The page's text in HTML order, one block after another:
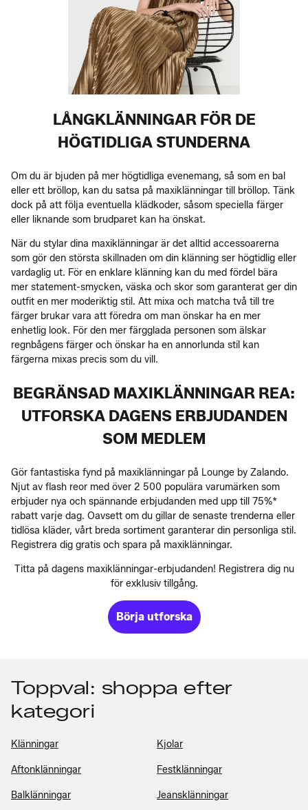
LÅNGKLÄNNINGAR FÖR DE
HÖGTIDLIGA STUNDERNA
Om du är bjuden på mer högtidliga evenemang, så som en bal
eller ett bröllop, kan du satsa på maxiklänningar till bröllop. Tänk
dock på att följa eventuella klädkoder, såsom speciella färger
eller liknande som brudparet kan ha önskat.
När du stylar dina maxiklänningar är det alltid accessoarerna
som gör den största skillnaden om din klänning ser högtidlig eller
vardaglig ut. För en enklare klänning kan du med fördel bära
mer statement-smycken, väska och skor som garanterat ger din
outfit en mer moderiktig stil. Att mixa och matcha två till tre
färger brukar vara att föredra om man önskar ha en mer
enhetlig look. För den mer färgglada personen som älskar
regnbågens färger och önskar ha en annorlunda stil kan
färgerna mixas precis som du vill.
BEGRÄNSAD MAXIKLÄNNINGAR REA:
UTFORSKA DAGENS ERBJUDANDEN
SOM MEDLEM
Gör fantastiska fynd på maxiklänningar på Lounge by Zalando.
Njut av flash reor med över 2 500 populära varumärken som
erbjuder nya och spännande erbjudanden med upp till 75%*
rabatt varje dag. Oavsett om du gillar de senaste trenderna eller
tidlösa kläder, vårt breda sortiment garanterar din personliga stil.
Registrera dig gratis och spara på maxiklänningar.
Titta på dagens maxiklänningar-erbjudanden! Registrera dig nu
för exklusiv tillgång.
Börja utforska
Toppval: shoppa efter
kategori
Klänningar Kjolar
Aftonklänningar Festklänningar
Balklänningar Jeansklänningar